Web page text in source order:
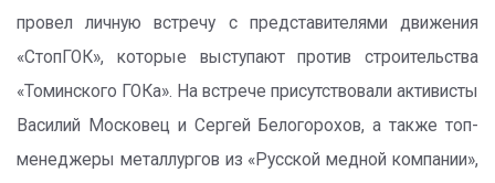
провел личную встречу с представителями движения
«СтопГОК», которые выступают против строительства
«Томинского ГОКа». На встрече присутствовали активисты
Василий Московец и Сергей Белогорохов, а также топ-
менеджеры металлургов из «Русской медной компании»,